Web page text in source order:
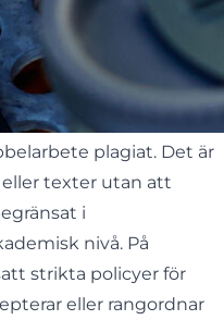
plagiat. Det är
texter utan att
i
nivå. På
strikta policyer för
eller rangordnar